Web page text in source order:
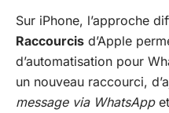
Sur iPhone, l’approche
Raccourcis d’Apple
d’automatisation pour
un nouveau raccourci,
message via WhatsApp